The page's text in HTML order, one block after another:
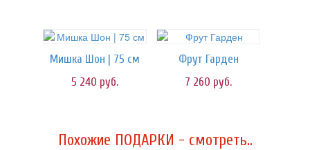
Мишка Шон | 75 см
5 240 руб.
Фрут Гарден
7 260 руб.
Похожие ПОДАРКИ - смотреть..